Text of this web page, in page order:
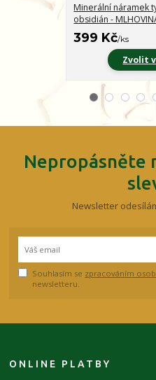
Minerální náramek
obsidián -
399 Kč/ks
Zvolit
Nepropásněte
Newsletter
Souhlasím se zpracováním
newsletteru.
ONLINE PLATBY